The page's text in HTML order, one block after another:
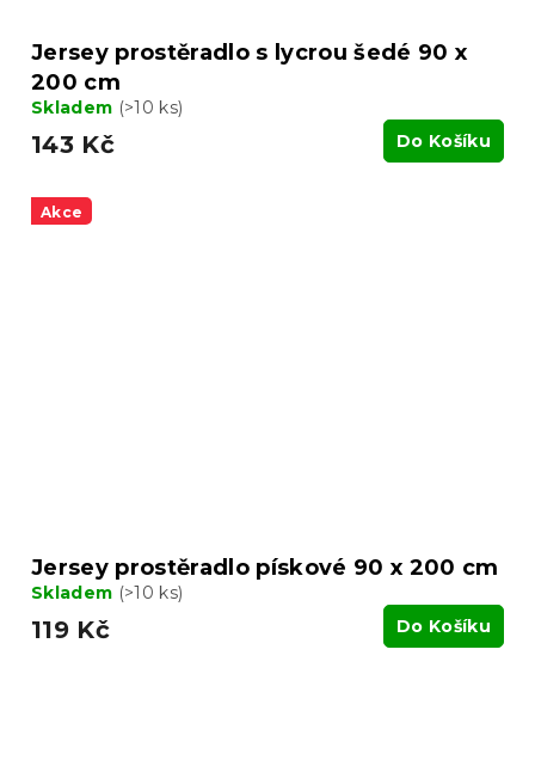
Jersey prostěradlo s lycrou šedé 90 x
200 cm
Skladem (>10 ks)
143 Kč Do Košíku
Akce
Jersey prostěradlo pískové 90 x 200 cm
Skladem (>10 ks)
119 Kč Do Košíku